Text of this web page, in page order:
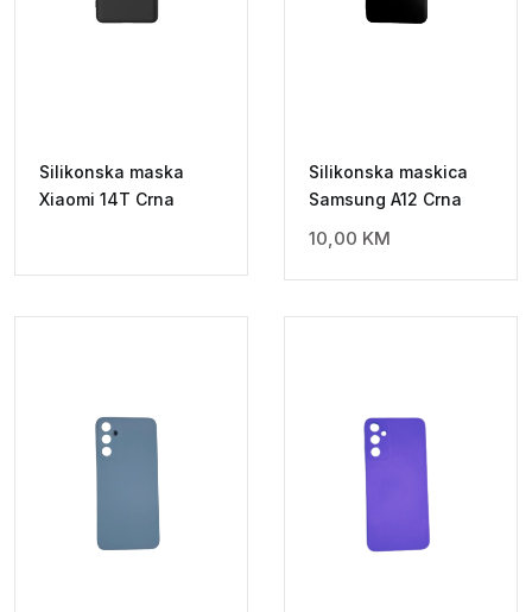
Silikonska maska
Xiaomi 14T Crna
Silikonska maskica
Samsung A12 Crna
10,00 KM